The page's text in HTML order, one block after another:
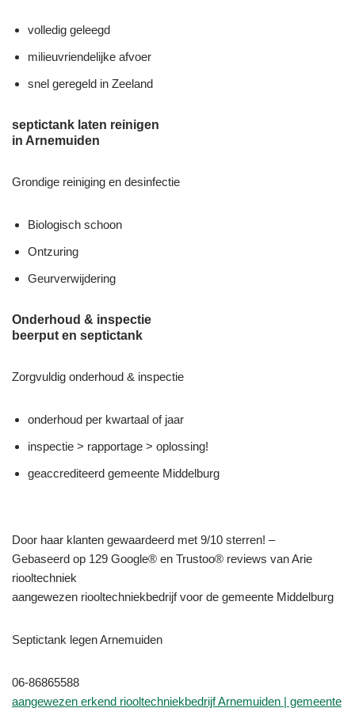
volledig geleegd
milieuvriendelijke afvoer
snel geregeld in Zeeland
septictank laten reinigen
in Arnemuiden
Grondige reiniging en desinfectie
Biologisch schoon
Ontzuring
Geurverwijdering
Onderhoud & inspectie
beerput en septictank
Zorgvuldig onderhoud & inspectie
onderhoud per kwartaal of jaar
inspectie > rapportage > oplossing!
geaccrediteerd gemeente Middelburg
Door haar klanten gewaardeerd met 9/10 sterren! –
Gebaseerd op 129 Google® en Trustoo® reviews van Arie
riooltechniek
aangewezen riooltechniekbedrijf voor de gemeente Middelburg
Septictank legen Arnemuiden
06-86865588
aangewezen erkend riooltechniekbedrijf Arnemuiden | gemeente